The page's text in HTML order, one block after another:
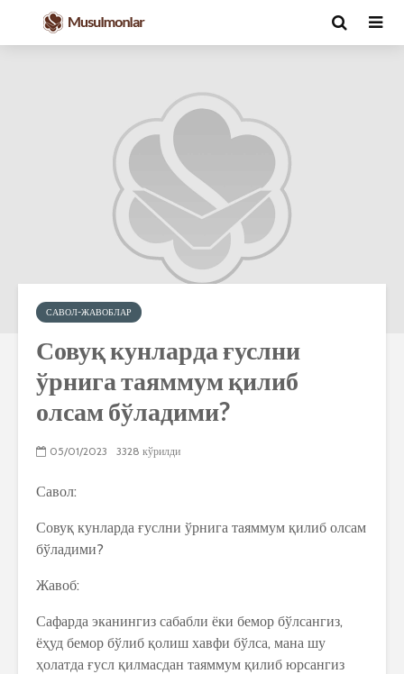
САВОЛ-ЖАВОБЛАР
Совуқ кунларда ғуслни
ўрнига таяммум қилиб
олсам бўладими?
05/01/2023 3328 кўрилди
Савол:
Совуқ кунларда ғуслни ўрнига таяммум қилиб олсам
бўладими?
Жавоб:
Сафарда эканингиз сабабли ёки бемор бўлсангиз,
ёҳуд бемор бўлиб қолиш хавфи бўлса, мана шу
ҳолатда ғусл қилмасдан таяммум қилиб юрсангиз